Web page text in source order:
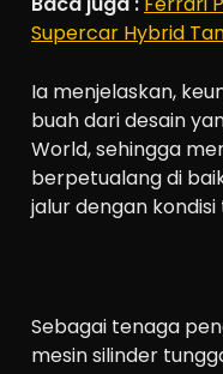
Supercar Hybrid
Ia menjelaskan,
buah dari desain
World, sehingga
berpetualang di
jalur dengan
Sebagai tenaga
mesin silinder